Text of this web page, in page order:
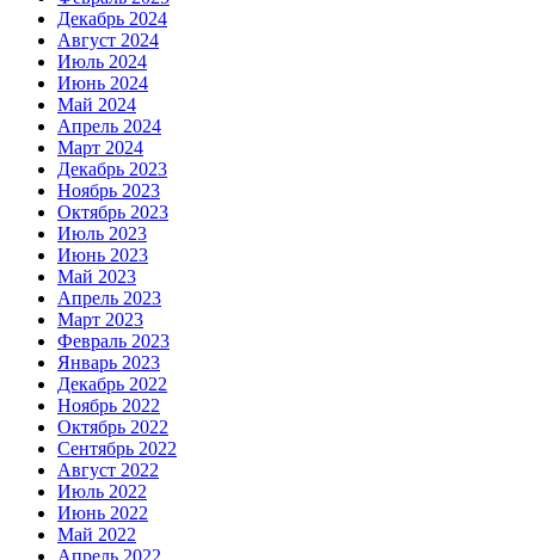
Декабрь 2024
Август 2024
Июль 2024
Июнь 2024
Май 2024
Апрель 2024
Март 2024
Декабрь 2023
Ноябрь 2023
Октябрь 2023
Июль 2023
Июнь 2023
Май 2023
Апрель 2023
Март 2023
Февраль 2023
Январь 2023
Декабрь 2022
Ноябрь 2022
Октябрь 2022
Сентябрь 2022
Август 2022
Июль 2022
Июнь 2022
Май 2022